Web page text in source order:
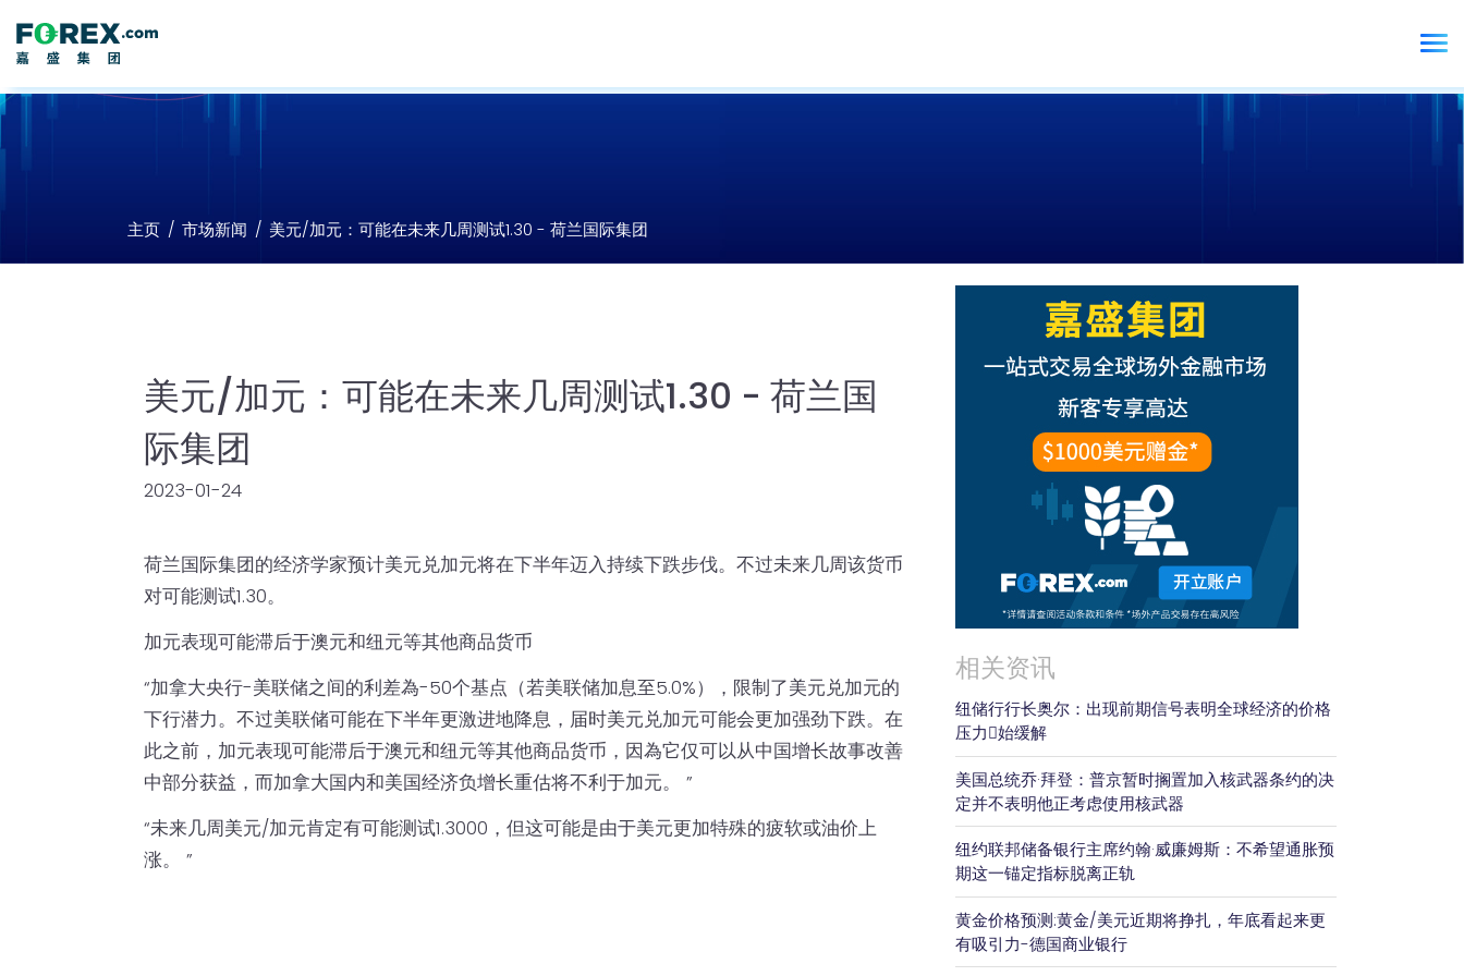
主页 市场新闻 美元/加元：可能在未来几周测试1.30 - 荷兰国际集团
美元/加元：可能在未来几周测试1.30 - 荷兰国
际集团
2023-01-24
荷兰国际集团的经济学家预计美元兑加元将在下半年迈入持续下跌步伐。不过未来几周该货币
对可能测试1.30。
加元表现可能滞后于澳元和纽元等其他商品货币
“加拿大央行-美联储之间的利差為-50个基点（若美联储加息至5.0%），限制了美元兑加元的
下行潜力。不过美联储可能在下半年更激进地降息，届时美元兑加元可能会更加强劲下跌。在
此之前，加元表现可能滞后于澳元和纽元等其他商品货币，因為它仅可以从中国增长故事改善
中部分获益，而加拿大国内和美国经济负增长重估将不利于加元。 ”
“未来几周美元/加元肯定有可能测试1.3000，但这可能是由于美元更加特殊的疲软或油价上
涨。 ”
相关资讯
纽储行行长奥尔：出现前期信号表明全球经济的价格
压力𫔭始缓解
美国总统乔·拜登：普京暂时搁置加入核武器条约的决
定并不表明他正考虑使用核武器
纽约联邦储备银行主席约翰·威廉姆斯：不希望通胀预
期这一锚定指标脱离正轨
黄金价格预测:黄金/美元近期将挣扎，年底看起来更
有吸引力-德国商业银行